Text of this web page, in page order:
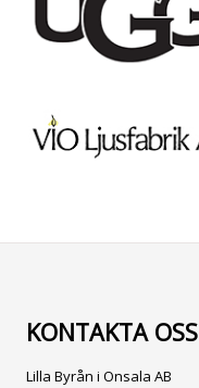
KONTAKTA OSS
Lilla Byrån i Onsala AB